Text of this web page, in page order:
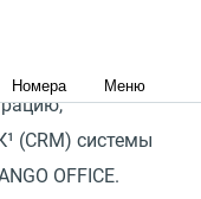
Номера Меню
(CRM) системы
OFFICE.